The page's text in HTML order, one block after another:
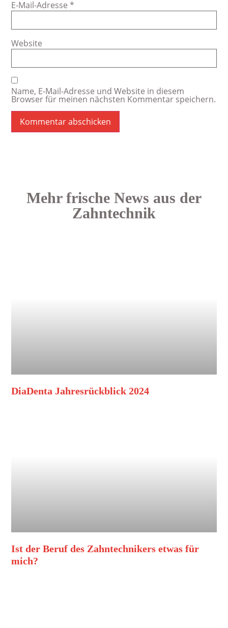
E-Mail-Adresse *
Website
Name, E-Mail-Adresse und Website in diesem
Browser für meinen nächsten Kommentar speichern.
Mehr frische News aus der
Zahntechnik
DiaDenta Jahresrückblick 2024
Ist der Beruf des Zahntechnikers etwas für
mich?